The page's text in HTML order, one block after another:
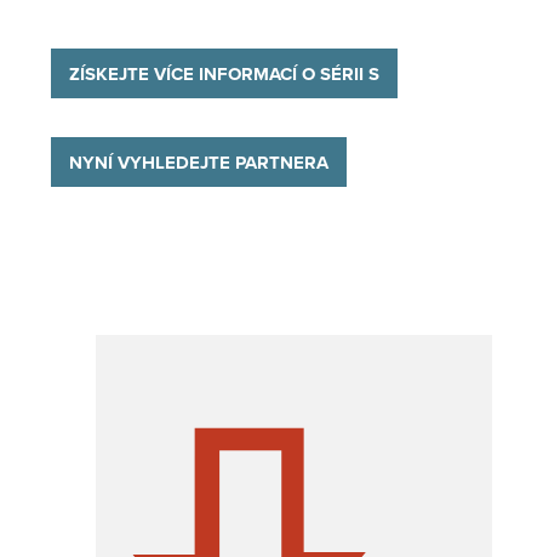
ZÍSKEJTE VÍCE INFORMACÍ O SÉRII S
NYNÍ VYHLEDEJTE PARTNERA